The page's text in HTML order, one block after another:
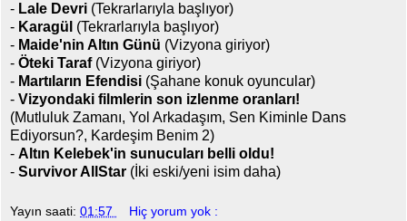
- Lale Devri (Tekrarlarıyla başlıyor)
- Karagül (Tekrarlarıyla başlıyor)
- Maide'nin Altın Günü (Vizyona giriyor)
- Öteki Taraf(Vizyona giriyor)
- Martıların Efendisi (Şahane konuk oyuncular)
- Vizyondaki filmlerin son izlenme oranları!
(Mutluluk Zamanı, Yol Arkadaşım, Sen Kiminle Dans
Ediyorsun?, Kardeşim Benim 2)
- Altın Kelebek'in sunucuları belli oldu!
- Survivor AllStar (İki eski/yeni isim daha)
Yayın saati: 01:57 Hiç yorum yok :